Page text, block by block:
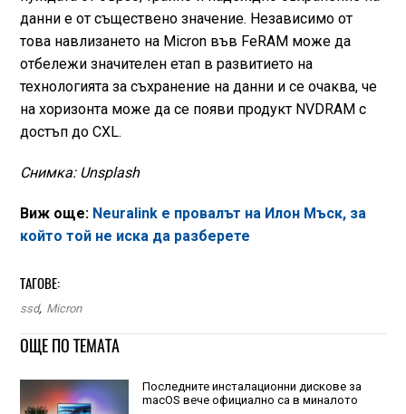
данни е от съществено значение. Независимо от
това навлизането на Micron във FeRAM може да
отбележи значителен етап в развитието на
технологията за съхранение на данни и се очаква, че
на хоризонта може да се появи продукт NVDRAM с
достъп до CXL.
Снимка: Unsplash
Виж още: Neuralink е провалът на Илон Мъск, за
който той не иска да разберете
ТАГОВЕ:
ssd, Micron
ОЩЕ ПО ТЕМАТА
Последните инсталационни дискове за
macOS вече официално са в миналото